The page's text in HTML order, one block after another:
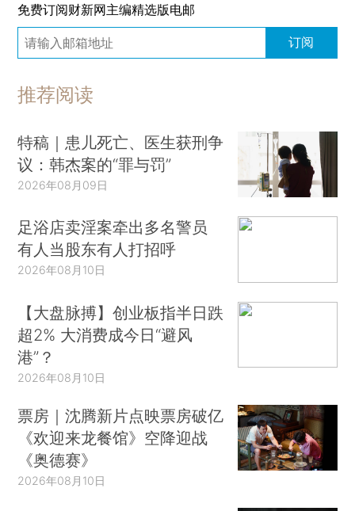
免费订阅财新网主编精选版电邮
订阅
推荐阅读
特稿｜患儿死亡、医生获刑争
议：韩杰案的“罪与罚”
2026年08月09日
足浴店卖淫案牵出多名警员
有人当股东有人打招呼
2026年08月10日
【大盘脉搏】创业板指半日跌
超2% 大消费成今日“避风
港”？
2026年08月10日
票房｜沈腾新片点映票房破亿
《欢迎来龙餐馆》空降迎战
《奥德赛》
2026年08月10日